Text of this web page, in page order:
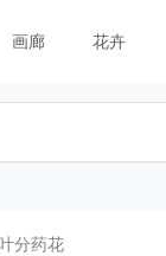
画廊 花卉
分药花